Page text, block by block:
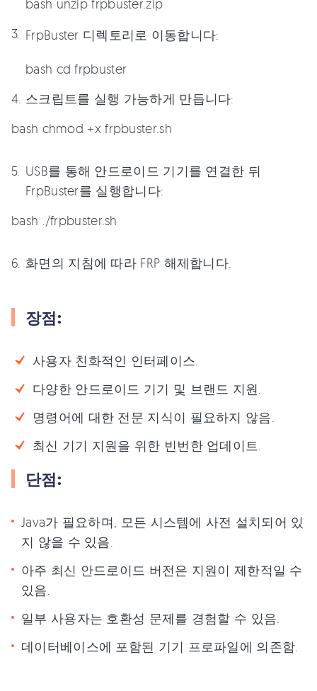
bash unzip frpbuster.zip
FrpBuster 디렉토리로 이동합니다:
bash cd frpbuster
스크립트를 실행 가능하게 만듭니다:
bash chmod +x frpbuster.sh
USB를 통해 안드로이드 기기를 연결한 뒤
FrpBuster를 실행합니다:
bash ./frpbuster.sh
화면의 지침에 따라 FRP 해제합니다.
장점:
사용자 친화적인 인터페이스.
다양한 안드로이드 기기 및 브랜드 지원.
명령어에 대한 전문 지식이 필요하지 않음.
최신 기기 지원을 위한 빈번한 업데이트.
단점:
Java가 필요하며, 모든 시스템에 사전 설치되어 있
지 않을 수 있음.
아주 최신 안드로이드 버전은 지원이 제한적일 수
있음.
일부 사용자는 호환성 문제를 경험할 수 있음.
데이터베이스에 포함된 기기 프로파일에 의존함.